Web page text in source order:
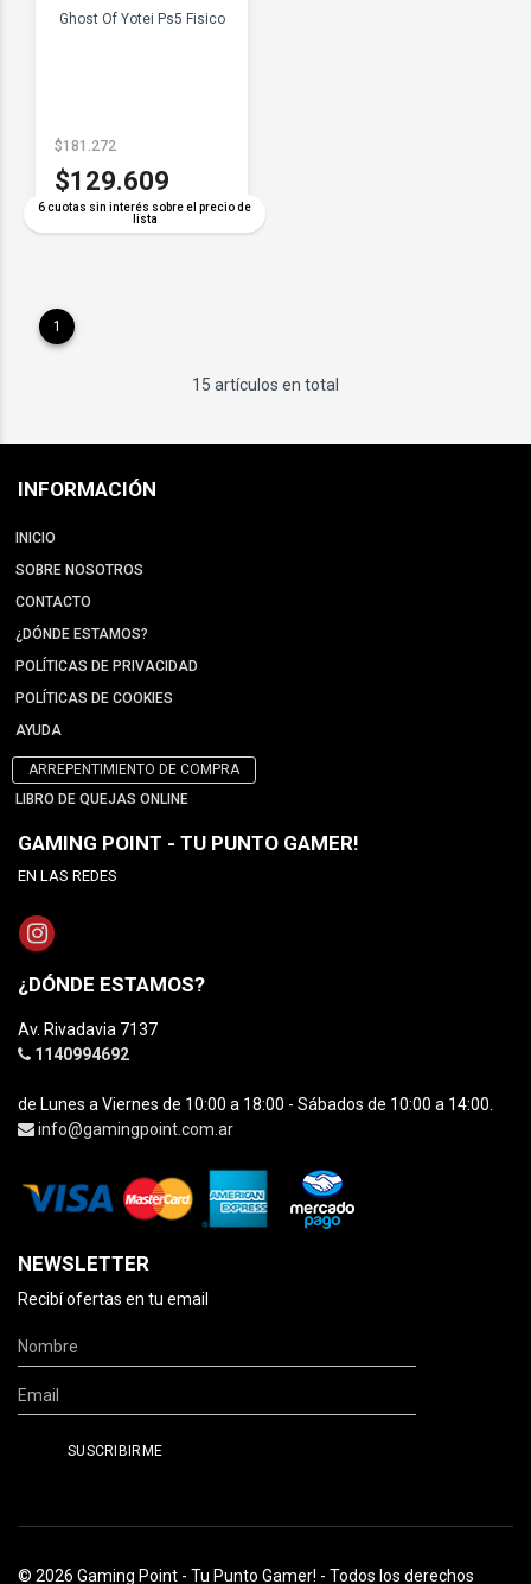
Ghost Of Yotei Ps5 Fisico
6 cuotas sin interés sobre el precio de
lista
$181.272
$129.609
1
15 artículos en total
INFORMACIÓN
INICIO
SOBRE NOSOTROS
CONTACTO
¿DÓNDE ESTAMOS?
POLÍTICAS DE PRIVACIDAD
POLÍTICAS DE COOKIES
AYUDA
ARREPENTIMIENTO DE COMPRA
LIBRO DE QUEJAS ONLINE
GAMING POINT - TU PUNTO GAMER!
EN LAS REDES
¿DÓNDE ESTAMOS?
Av. Rivadavia 7137
1140994692
de Lunes a Viernes de 10:00 a 18:00 - Sábados de 10:00 a 14:00.
info@gamingpoint.com.ar
NEWSLETTER
Recibí ofertas en tu email
© 2026 Gaming Point - Tu Punto Gamer! - Todos los derechos